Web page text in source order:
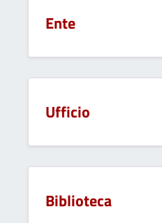
Ente
Ufficio
Biblioteca